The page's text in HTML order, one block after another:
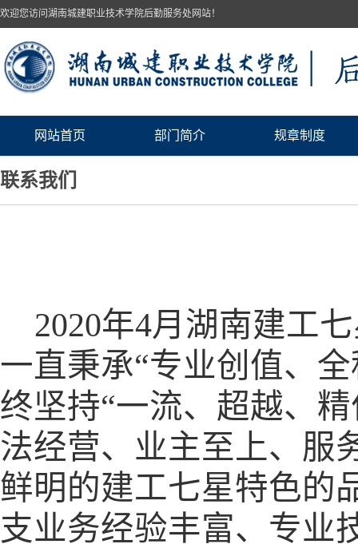
欢迎您访问湖南城建职业技术学院后勤服务处网站！
网站首页 部门简介 规章制度
联系我们
2020年4月湖南建工
一直秉承“专业创值、
终坚持“一流、超越、
法经营、业主至上、服
鲜明的建工七星特色的
支业务经验丰富、专业